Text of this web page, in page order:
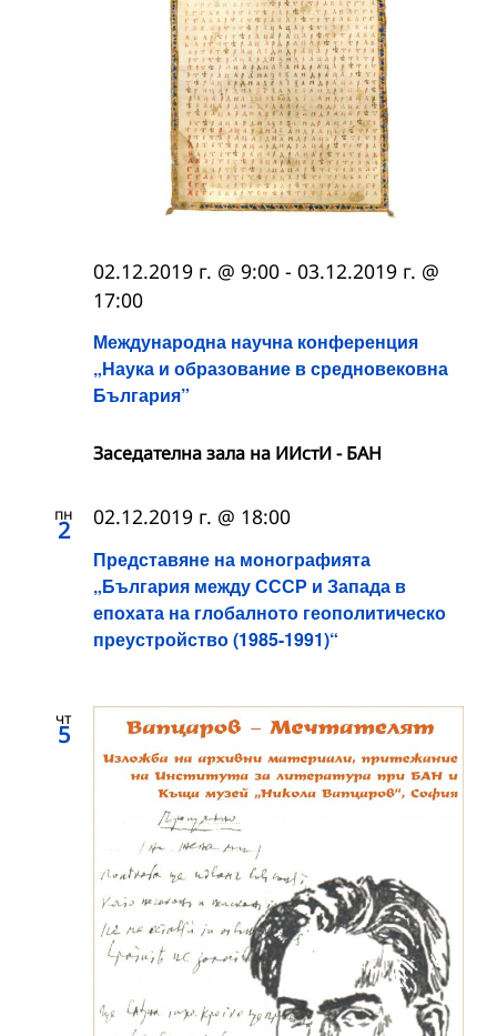
Международна научна конференция
„Наука и образование в средновековна
България”
02.12.2019 г. @ 9:00 - 03.12.2019 г. @
17:00
Заседателна зала на ИИстИ - БАН
пн
2
Представяне на монографията
„България между СССР и Запада в
епохата на глобалното геополитическо
преустройство (1985-1991)“
02.12.2019 г. @ 18:00
чт
5